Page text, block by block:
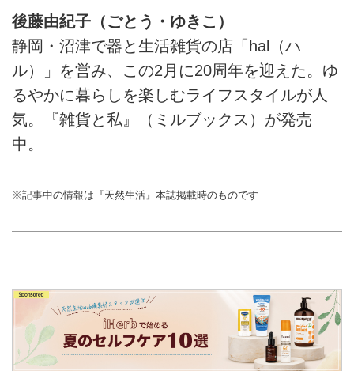
後藤由紀子（ごとう・ゆきこ）
静岡・沼津で器と生活雑貨の店「hal（ハ
ル）」を営み、この2月に20周年を迎えた。ゆ
るやかに暮らしを楽しむライフスタイルが人
気。『雑貨と私』（ミルブックス）が発売
中。
※記事中の情報は『天然生活』本誌掲載時のものです